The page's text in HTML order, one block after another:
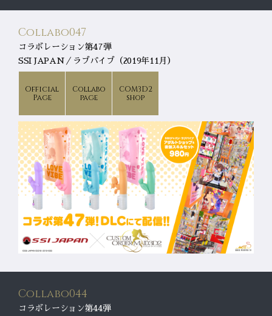
Collabo047
コラボレーション第47弾
SSI JAPAN／ラブバイブ（2019年11月）
Official
Page
Collabo
page
COM3D2
shop
Collabo044
コラボレーション第44弾